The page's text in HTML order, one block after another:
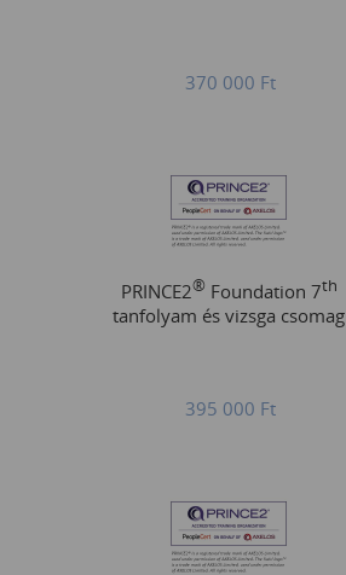
370 000 Ft
PRINCE2® Foundation 7th
tanfolyam és vizsga csomag
395 000 Ft